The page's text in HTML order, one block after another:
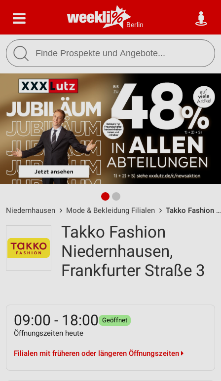
Berlin
Niedernhausen Mode & Bekleidung Filialen Takko Fashion Niedernhausen / Frankfurter Straße 3 - Öffnungszeiten & Adresse
Takko Fashion
Niedernhausen,
Frankfurter Straße 3
09:00 - 18:00 Geöffnet
Öffnungszeiten heute
Filialen mit früheren oder längeren Öffnungszeiten